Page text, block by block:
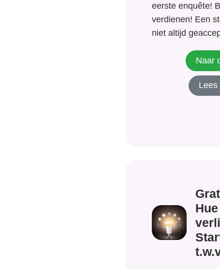
eerste enquête!
verdienen! Een
niet altijd
sterke mening
films? Heb je
mening over
Naar
Lees